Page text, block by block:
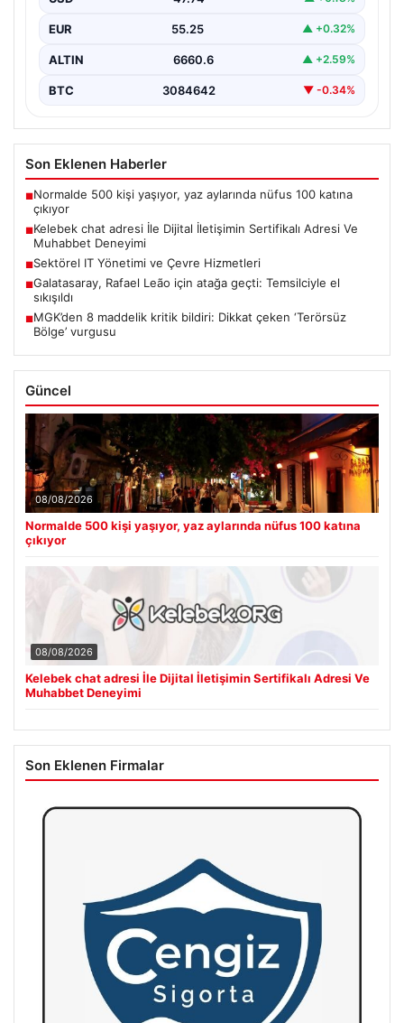
EUR 55.25 ▲ +0.32%
ALTIN 6660.6 ▲ +2.59%
BTC 3084642 ▼ -0.34%
Son Eklenen Haberler
■Normalde 500 kişi yaşıyor, yaz aylarında nüfus 100 katına
çıkıyor
■Kelebek chat adresi İle Dijital İletişimin Sertifikalı Adresi Ve
Muhabbet Deneyimi
■Sektörel IT Yönetimi ve Çevre Hizmetleri
■Galatasaray, Rafael Leão için atağa geçti: Temsilciyle el
sıkışıldı
■MGK’den 8 maddelik kritik bildiri: Dikkat çeken ‘Terörsüz
Bölge’ vurgusu
Güncel
08/08/2026
Normalde 500 kişi yaşıyor, yaz aylarında nüfus 100 katına
çıkıyor
08/08/2026
Kelebek chat adresi İle Dijital İletişimin Sertifikalı Adresi Ve
Muhabbet Deneyimi
Son Eklenen Firmalar